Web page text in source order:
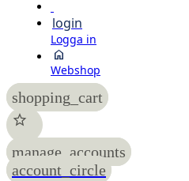
login
Logga in
home
Webshop
shopping_cart
star
manage_accounts
account_circle